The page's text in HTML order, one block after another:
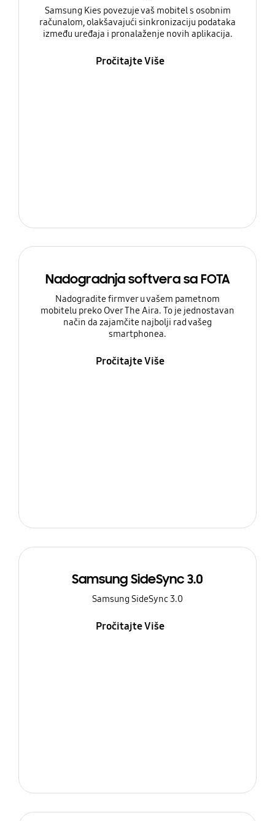
Samsung Kies povezuje vaš mobitel s osobnim
računalom, olakšavajući sinkronizaciju podataka
između uređaja i pronalaženje novih aplikacija.
Pročitajte Više
Nadogradnja softvera sa FOTA
Nadogradite firmver u vašem pametnom
mobitelu preko Over The Aira. To je jednostavan
način da zajamčite najbolji rad vašeg
smartphonea.
Pročitajte Više
Samsung SideSync 3.0
Samsung SideSync 3.0
Pročitajte Više